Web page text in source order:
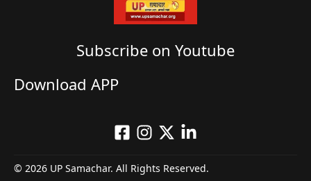
Subscribe on Youtube​
Download APP
© 2026 UP Samachar. All Rights Reserved.